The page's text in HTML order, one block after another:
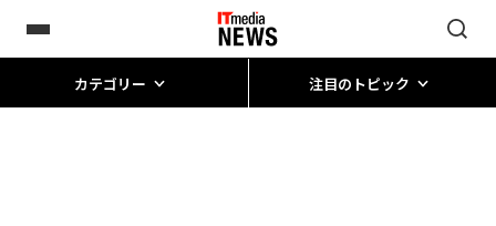
カテゴリー 注目のトピック